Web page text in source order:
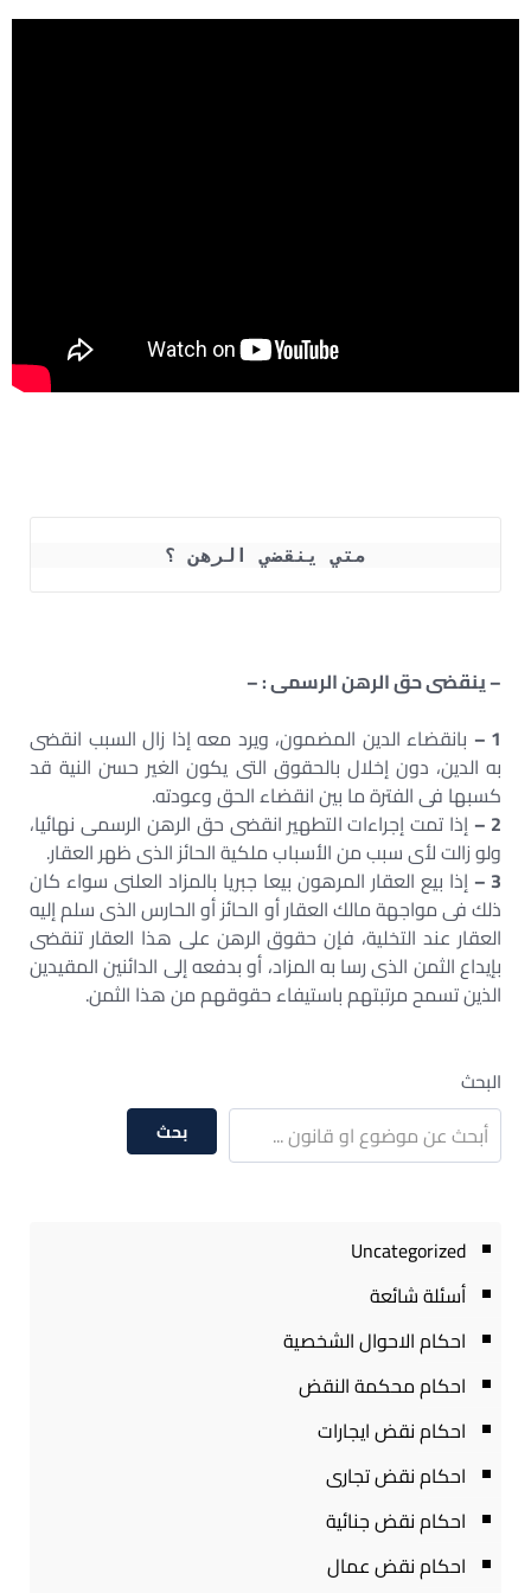
متي ينقضي الرهن ؟
– ينقضى حق الرهن الرسمى : –
1 –
بانقضاء الدين المضمون، ويرد معه إذا زال السبب انقضى
به الدين، دون إخلال بالحقوق التى يكون الغير حسن النية قد
كسبها فى الفترة ما بين انقضاء الحق وعودته.
2 – إذا تمت إجراءات التطهير انقضى حق الرهن الرسمى نهائيا،
ولو زالت لأى سبب من الأسباب ملكية الحائز الذى ظهر العقار.
3 –
إذا بيع العقار المرهون بيعا جبريا بالمزاد العلنى سواء كان
ذلك فى مواجهة مالك العقار أو الحائز أو الحارس الذى سلم إليه
العقار عند التخلية، فإن حقوق الرهن على هذا العقار تنقضى
بإيداع الثمن الذى رسا به المزاد، أو بدفعه إلى الدائنين المقيدين
الذين تسمح مرتبتهم باستيفاء حقوقهم من هذا الثمن.
البحث
بحث
Uncategorized
أسئلة شائعة
احكام الاحوال الشخصية
احكام محكمة النقض
احكام نقض ايجارات
احكام نقض تجارى
احكام نقض جنائية
احكام نقض عمال